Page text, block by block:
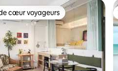
cœur voyageurs parmi les plus aimés
cœur voyageurs